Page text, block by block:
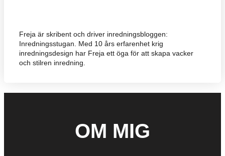
Freja är skribent och driver inredningsbloggen:
Inredningsstugan. Med 10 års erfarenhet krig
inredningsdesign har Freja ett öga för att skapa vacker
och stilren inredning.
OM MIG